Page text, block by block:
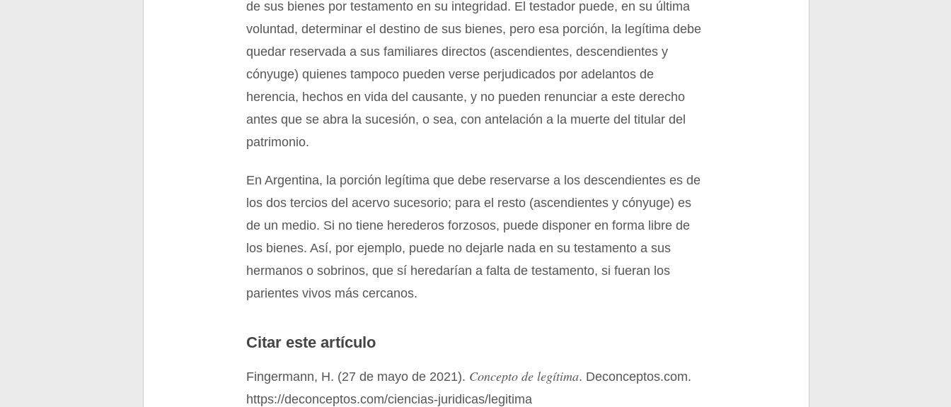
de sus bienes por testamento en su integridad. El testador puede, en su última
voluntad, determinar el destino de sus bienes, pero esa porción, la legítima debe
quedar reservada a sus familiares directos (ascendientes, descendientes y
cónyuge) quienes tampoco pueden verse perjudicados por adelantos de
herencia, hechos en vida del causante, y no pueden renunciar a este derecho
antes que se abra la sucesión, o sea, con antelación a la muerte del titular del
patrimonio.
En Argentina, la porción legítima que debe reservarse a los descendientes es de
los dos tercios del acervo sucesorio; para el resto (ascendientes y cónyuge) es
de un medio. Si no tiene herederos forzosos, puede disponer en forma libre de
los bienes. Así, por ejemplo, puede no dejarle nada en su testamento a sus
hermanos o sobrinos, que sí heredarían a falta de testamento, si fueran los
parientes vivos más cercanos.
Citar este artículo
Fingermann, H. (27 de mayo de 2021). Concepto de legítima. Deconceptos.com.
https://deconceptos.com/ciencias-juridicas/legitima